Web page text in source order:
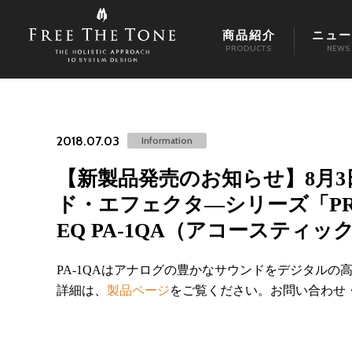
商品紹介
PRODUCTS
ニュ
NEWS
2018.07.03 Information
【新製品発売のお知らせ】8
ド・エフェクタ―シリーズ「
EQ PA-1QA（アコースティッ
PA-1QAはアナログの豊かなサウンドをデジタルの
詳細は、 製品ページをご覧ください。お問い合わ